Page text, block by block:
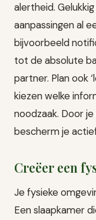
alertheid.
aanpassingen al
bijvoorbeeld
tot de absolute
partner. Plan ook
kiezen welke
noodzaak. Door
bescherm je
Creëer een
Je fysieke
Een slaapkamer